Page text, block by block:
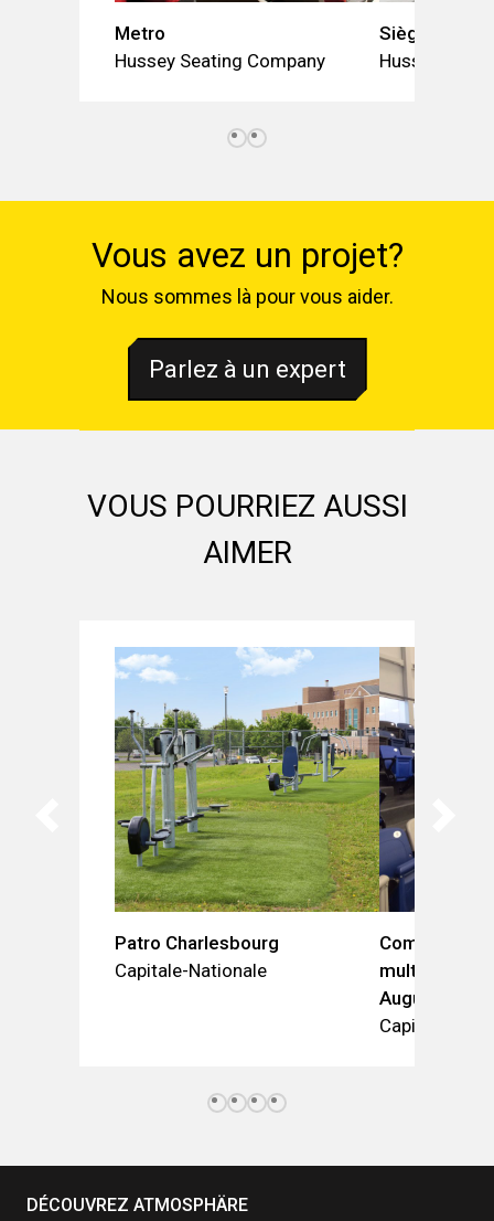
Metro
Hussey Seating Company
Siège Fusion
Hussey
Vous avez un projet?
Nous sommes là pour vous aider.
Parlez à un expert
VOUS POURRIEZ AUSSI
AIMER
Patro Charlesbourg
Capitale-Nationale
Complexe
Augustin-de-
Capitale-
DÉCOUVREZ ATMOSPHÄRE